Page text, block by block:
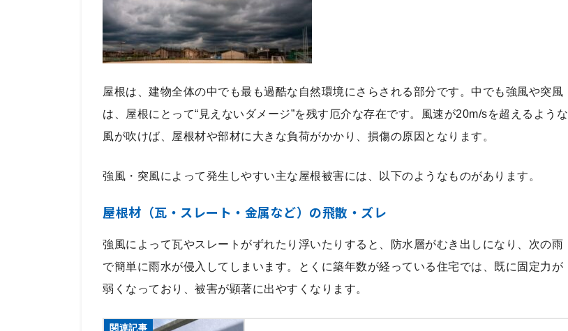
屋根は、建物全体の中でも最も過酷な自然環境にさらされる部分です。中でも強風や突風
は、屋根にとって“見えないダメージ”を残す厄介な存在です。風速が20m/sを超えるような
風が吹けば、屋根材や部材に大きな負荷がかかり、損傷の原因となります。
強風・突風によって発生しやすい主な屋根被害には、以下のようなものがあります。
屋根材（瓦・スレート・金属など）の飛散・ズレ
強風によって瓦やスレートがずれたり浮いたりすると、防水層がむき出しになり、次の雨
で簡単に雨水が侵入してしまいます。とくに築年数が経っている住宅では、既に固定力が
弱くなっており、被害が顕著に出やすくなります。
関連記事